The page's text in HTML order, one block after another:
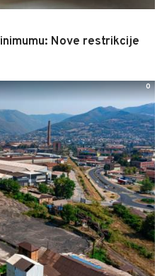
Nove restrikcije
0